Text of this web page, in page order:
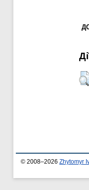
© 2008–2026 Zhytomyr